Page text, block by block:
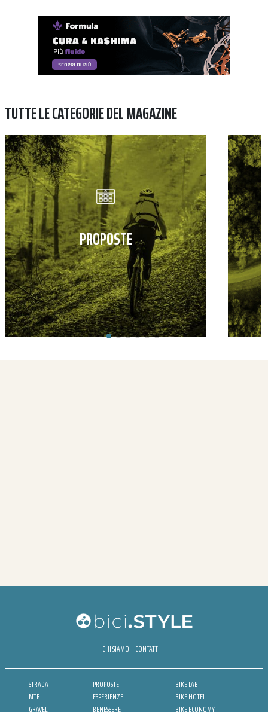
TUTTE LE CATEGORIE DEL MAGAZINE
PROPOSTE
CHI SIAMO CONTATTI
STRADA
MTB
GRAVEL
PROPOSTE
ESPERIENZE
BENESSERE
BIKE LAB
BIKE HOTEL
BIKE ECONOMY